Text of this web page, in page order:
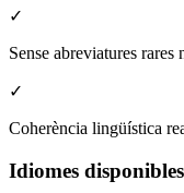
✓
Sense abreviatures rares
✓
Coherència lingüística
Idiomes